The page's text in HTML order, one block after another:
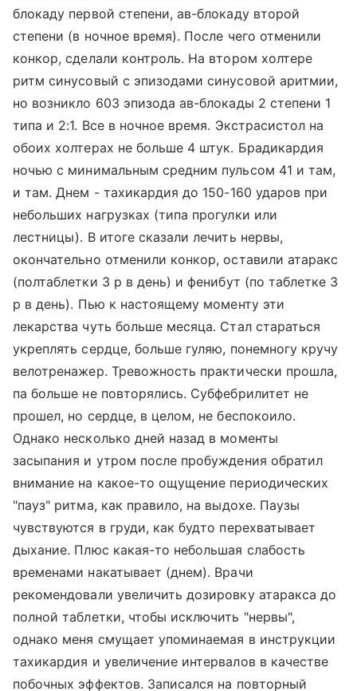
блокаду первой степени, ав-блокаду второй
степени (в ночное время). После чего отменили
конкор, сделали контроль. На втором холтере
ритм синусовый с эпизодами синусовой аритмии,
но возникло 603 эпизода ав-блокады 2 степени 1
типа и 2:1. Все в ночное время. Экстрасистол на
обоих холтерах не больше 4 штук. Брадикардия
ночью с минимальным средним пульсом 41 и там,
и там. Днем - тахикардия до 150-160 ударов при
небольших нагрузках (типа прогулки или
лестницы). В итоге сказали лечить нервы,
окончательно отменили конкор, оставили атаракс
(полтаблетки 3 р в день) и фенибут (по таблетке 3
р в день). Пью к настоящему моменту эти
лекарства чуть больше месяца. Стал стараться
укреплять сердце, больше гуляю, понемногу кручу
велотренажер. Тревожность практически прошла,
па больше не повторялись. Субфебрилитет не
прошел, но сердце, в целом, не беспокоило.
Однако несколько дней назад в моменты
засыпания и утром после пробуждения обратил
внимание на какое-то ощущение периодических
"пауз" ритма, как правило, на выдохе. Паузы
чувствуются в груди, как будто перехватывает
дыхание. Плюс какая-то небольшая слабость
временами накатывает (днем). Врачи
рекомендовали увеличить дозировку атаракса до
полной таблетки, чтобы исключить "нервы",
однако меня смущает упоминаемая в инструкции
тахикардия и увеличение интервалов в качестве
побочных эффектов. Записался на повторный